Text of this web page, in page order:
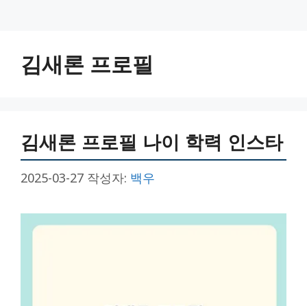
김새론 프로필
김새론 프로필 나이 학력 인스타
2025-03-27 작성자: 백우